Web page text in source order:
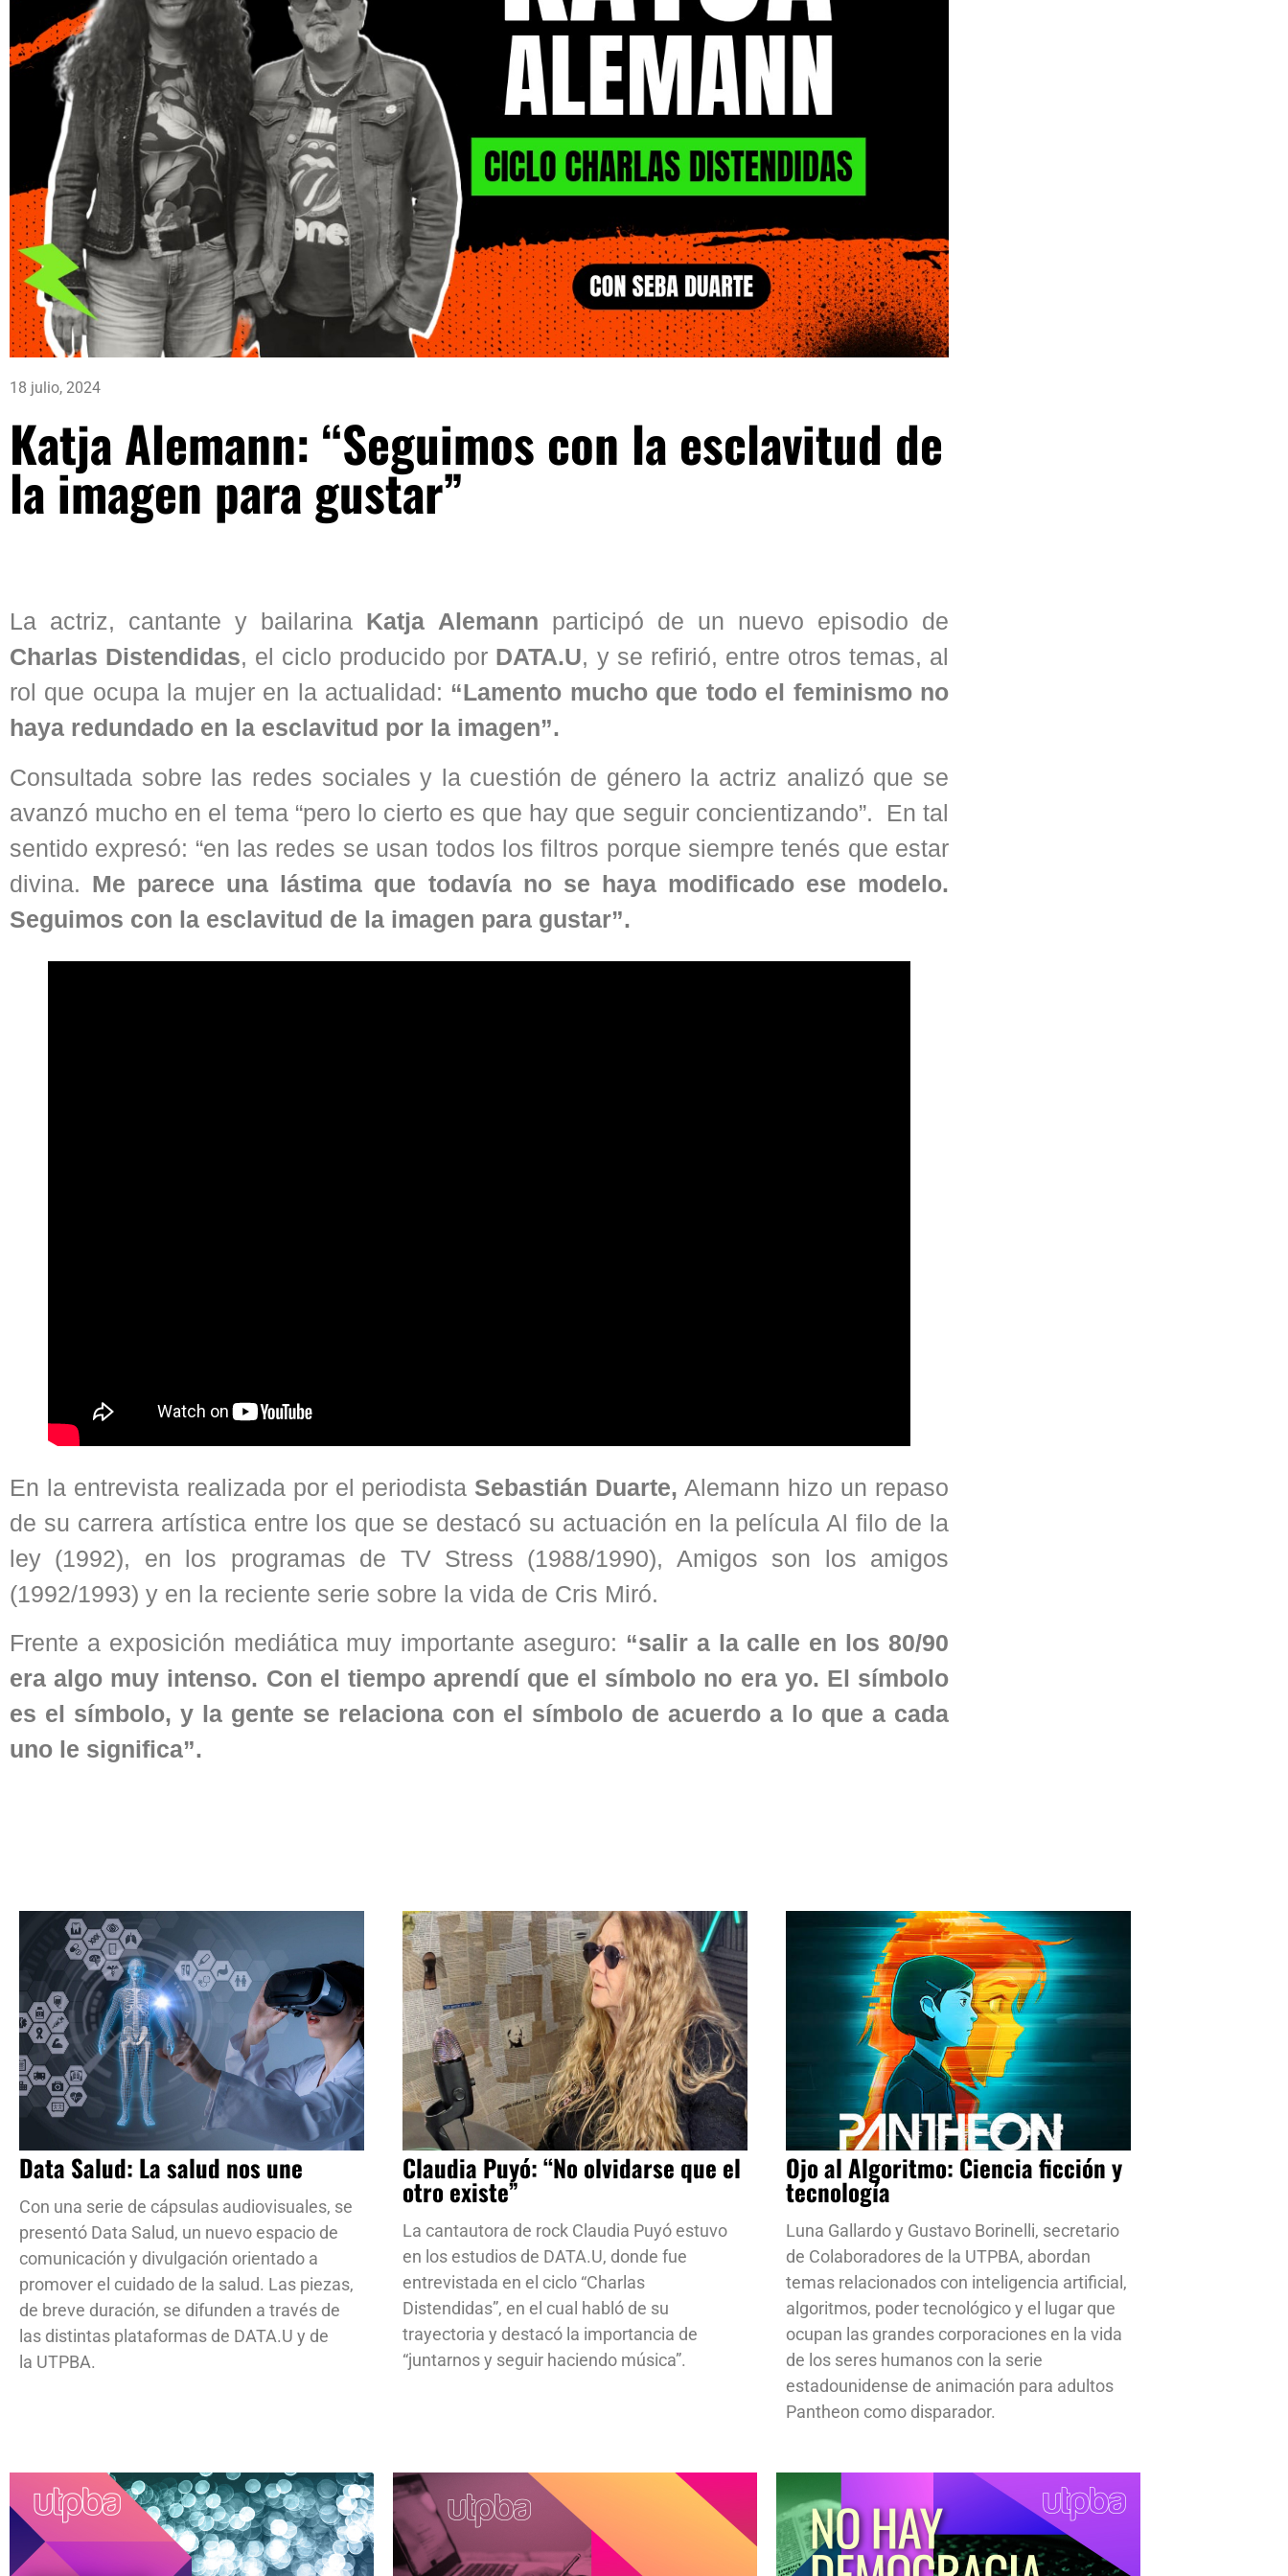
18 julio, 2024
Katja Alemann: “Seguimos con la esclavitud de
la imagen para gustar”
La actriz, cantante y bailarina Katja Alemann participó de un nuevo episodio de
Charlas Distendidas, el ciclo producido por DATA.U, y se refirió, entre otros temas, al
rol que ocupa la mujer en la actualidad: “Lamento mucho que todo el feminismo no
haya redundado en la esclavitud por la imagen”.
Consultada sobre las redes sociales y la cuestión de género la actriz analizó que se
avanzó mucho en el tema “pero lo cierto es que hay que seguir concientizando”. En tal
sentido expresó: “en las redes se usan todos los filtros porque siempre tenés que estar
divina. Me parece una lástima que todavía no se haya modificado ese modelo.
Seguimos con la esclavitud de la imagen para gustar”.
En la entrevista realizada por el periodista Sebastián Duarte, Alemann hizo un repaso
de su carrera artística entre los que se destacó su actuación en la película Al filo de la
ley (1992), en los programas de TV Stress (1988/1990), Amigos son los amigos
(1992/1993) y en la reciente serie sobre la vida de Cris Miró.
Frente a exposición mediática muy importante aseguro: “salir a la calle en los 80/90
era algo muy intenso. Con el tiempo aprendí que el símbolo no era yo. El símbolo
es el símbolo, y la gente se relaciona con el símbolo de acuerdo a lo que a cada
uno le significa”.
Data Salud: La salud nos une
Con una serie de cápsulas audiovisuales, se
presentó Data Salud, un nuevo espacio de
comunicación y divulgación orientado a
promover el cuidado de la salud. Las piezas,
de breve duración, se difunden a través de
las distintas plataformas de DATA.U y de
la UTPBA.
Claudia Puyó: “No olvidarse que el
otro existe”
La cantautora de rock Claudia Puyó estuvo
en los estudios de DATA.U, donde fue
entrevistada en el ciclo “Charlas
Distendidas”, en el cual habló de su
trayectoria y destacó la importancia de
“juntarnos y seguir haciendo música”.
Ojo al Algoritmo: Ciencia ficción y
tecnología
Luna Gallardo y Gustavo Borinelli, secretario
de Colaboradores de la UTPBA, abordan
temas relacionados con inteligencia artificial,
algoritmos, poder tecnológico y el lugar que
ocupan las grandes corporaciones en la vida
de los seres humanos con la serie
estadounidense de animación para adultos
Pantheon como disparador.